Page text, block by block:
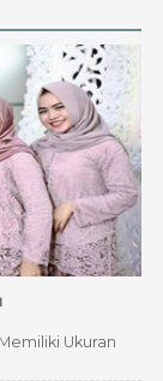
Ukuran